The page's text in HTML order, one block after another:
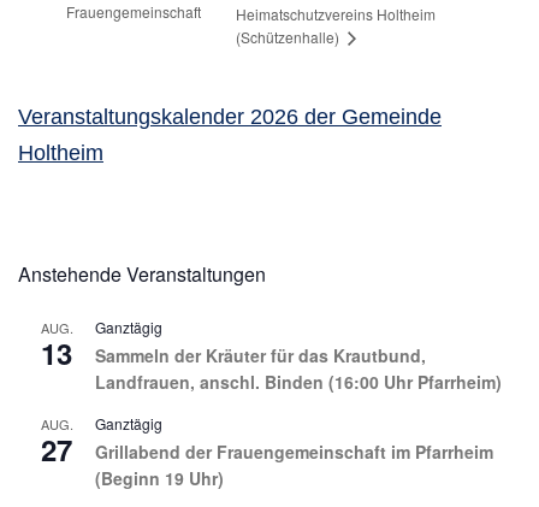
Frauengemeinschaft
Heimatschutzvereins Holtheim
(Schützenhalle)
Veranstaltungskalender 2026 der Gemeinde
Holtheim
Anstehende Veranstaltungen
AUG.
13
Ganztägig
Sammeln der Kräuter für das Krautbund,
Landfrauen, anschl. Binden (16:00 Uhr Pfarrheim)
AUG.
27
Ganztägig
Grillabend der Frauengemeinschaft im Pfarrheim
(Beginn 19 Uhr)